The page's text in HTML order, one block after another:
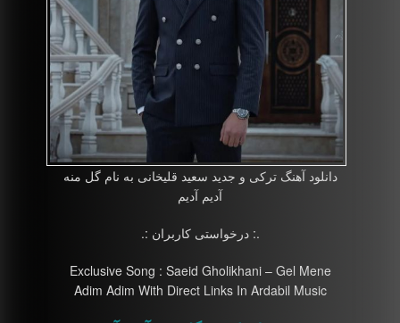
دانلود آهنگ ترکی و جدید سعید قلیخانی به نام گل منه
آدیم آدیم
.: درخواستی کاربران :.
Exclusive Song : Saeid Gholikhani – Gel Mene
Adim Adim With Direct Links In Ardabil Music